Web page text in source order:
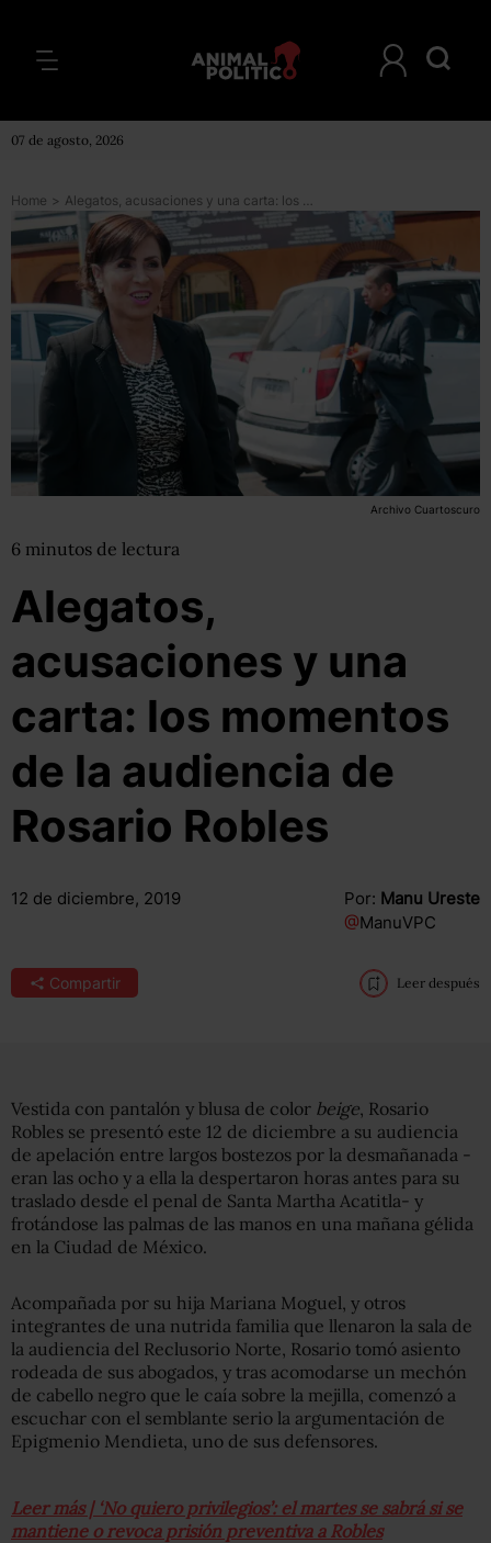
07 de agosto, 2026
Home > Alegatos, acusaciones y una carta: los momentos de la audiencia de Rosario Robles
Archivo Cuartoscuro
6 minutos de lectura
Alegatos,
acusaciones y una
carta: los momentos
de la audiencia de
Rosario Robles
12 de diciembre, 2019 Por: Manu Ureste
@ManuVPC
Compartir Leer después
Vestida con pantalón y blusa de color beige, Rosario
Robles se presentó este 12 de diciembre a su audiencia
de apelación entre largos bostezos por la desmañanada -
eran las ocho y a ella la despertaron horas antes para su
traslado desde el penal de Santa Martha Acatitla- y
frotándose las palmas de las manos en una mañana gélida
en la Ciudad de México.
Acompañada por su hija Mariana Moguel, y otros
integrantes de una nutrida familia que llenaron la sala de
la audiencia del Reclusorio Norte, Rosario tomó asiento
rodeada de sus abogados, y tras acomodarse un mechón
de cabello negro que le caía sobre la mejilla, comenzó a
escuchar con el semblante serio la argumentación de
Epigmenio Mendieta, uno de sus defensores.
Leer más | ‘No quiero privilegios’: el martes se sabrá si se
mantiene o revoca prisión preventiva a Robles